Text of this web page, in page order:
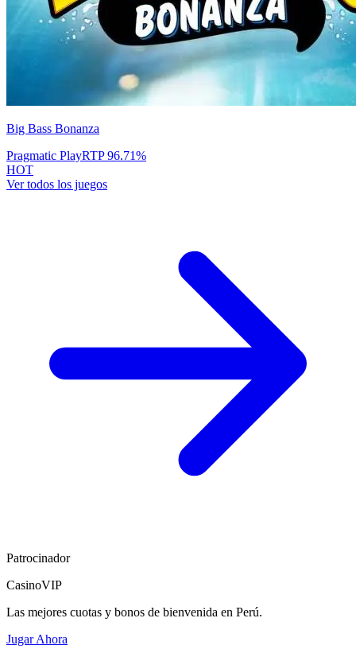
Big Bass Bonanza
Pragmatic PlayRTP96.71%
HOT
Ver todos los juegos
Patrocinador
CasinoVIP
Las mejores cuotas y bonos de bienvenida en Perú.
Jugar Ahora